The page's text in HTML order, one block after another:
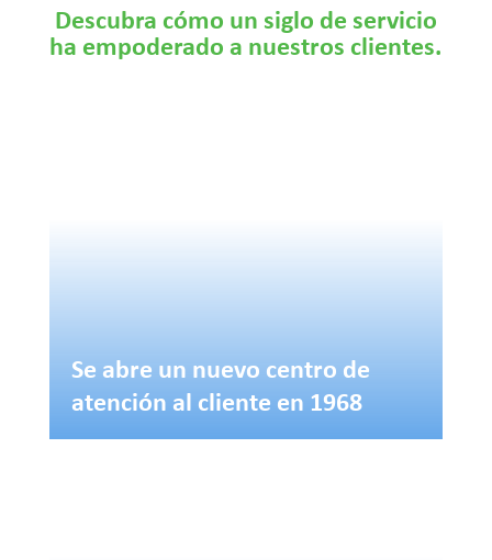
Descubra cómo un siglo de servicio
ha empoderado a nuestros clientes.
Se abre un nuevo centro de
atención al cliente en 1968